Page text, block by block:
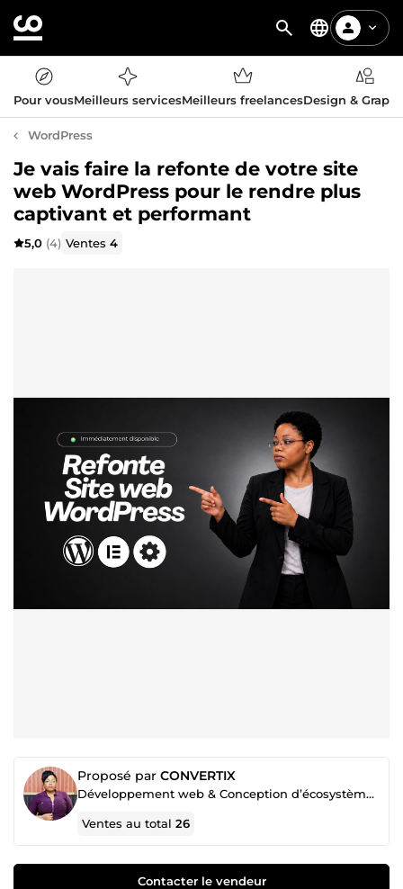
Pour vousMeilleurs servicesMeilleurs freelancesDesign &
WordPress
Je vais faire la refonte de votre site
web WordPress pour le rendre plus
captivant et performant
5,0 (4) Ventes4
Proposé par CONVERTIX
Développement web & Conception d’écosystèmes de vente (Pages et tunnels de conversion)
Ventes au total26
Contacter le vendeur